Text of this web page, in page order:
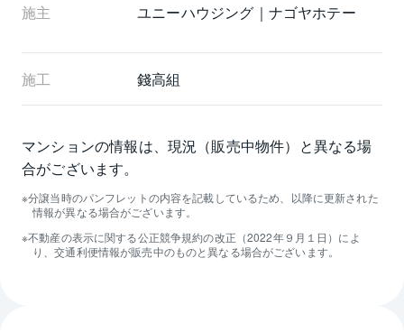
施主 ユニーハウジング｜ナゴヤホテー
施工 錢高組
マンションの情報は、現況（販売中物件）と異なる場
合がございます。
分譲当時のパンフレットの内容を記載しているため、以降に更新された
情報が異なる場合がございます。
不動産の表示に関する公正競争規約の改正（2022年９月１日）によ
り、交通利便情報が販売中のものと異なる場合がございます。